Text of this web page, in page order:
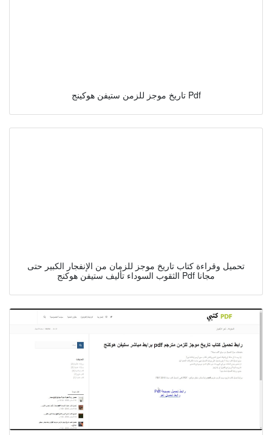
تاريخ موجز للزمن ستيفن هوكينج Pdf
تحميل وقراءة كتاب تاريخ موجز للزمان من الإنفجار الكبير حتى
الثقوب السوداء تأليف ستيفن هوكنج Pdf مجانا